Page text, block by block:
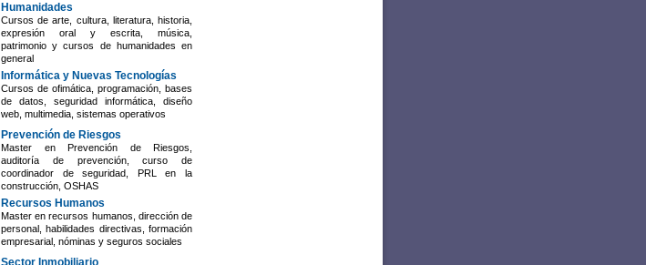
Humanidades
Cursos de arte, cultura, literatura, historia,
expresión oral y escrita, música,
patrimonio y cursos de humanidades en
general
Informática y Nuevas Tecnologías
Cursos de ofimática, programación, bases
de datos, seguridad informática, diseño
web, multimedia, sistemas operativos
Prevención de Riesgos
Master en Prevención de Riesgos,
auditoría de prevención, curso de
coordinador de seguridad, PRL en la
construcción, OSHAS
Recursos Humanos
Master en recursos humanos, dirección de
personal, habilidades directivas, formación
empresarial, nóminas y seguros sociales
Sector Inmobiliario